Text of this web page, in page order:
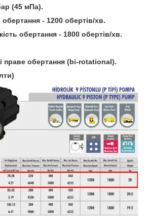
(45 мПа).
- 1200 обертів/хв.
обертання - 1800 обертів/хв.
праве обертання (bi-rotational).